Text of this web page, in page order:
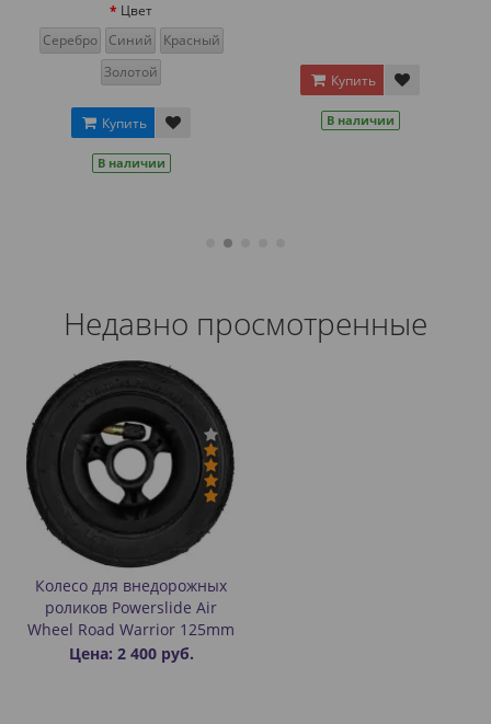
Цвет
Серебро
Синий
Красный
Золотой
Купить
В наличии
Купить
В наличии
Недавно просмотренные
Колесо для внедорожных
роликов Powerslide Air
Wheel Road Warrior 125mm
Цена: 2 400 руб.